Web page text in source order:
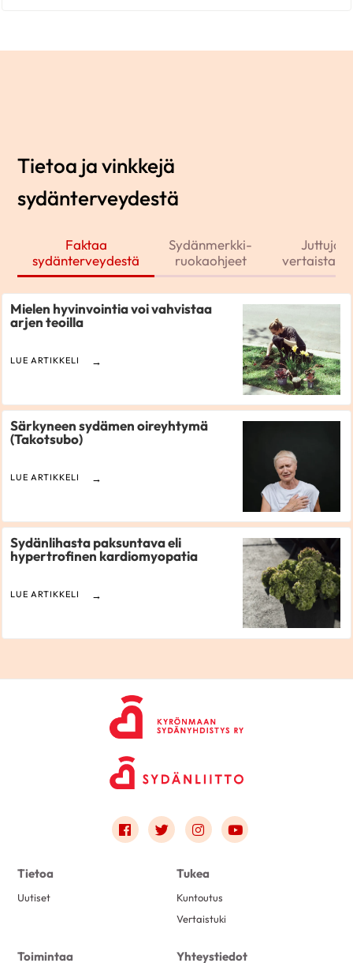
Tietoa ja vinkkejä
sydänterveydestä
Faktaa
sydänterveydestä
Sydänmerkki-
ruokaohjeet
Juttuja
Mielen hyvinvointia voi vahvistaa
arjen teoilla
LUE ARTIKKELI
Särkyneen sydämen oireyhtymä
(Takotsubo)
LUE ARTIKKELI
Sydänlihasta paksuntava eli
hypertrofinen kardiomyopatia
LUE ARTIKKELI
Link to facebook
Link to twitter
Link to instagram
Link to youtube
Tietoa
Uutiset
Tukea
Kuntoutus
Vertaistuki
Toimintaa Yhteystiedot